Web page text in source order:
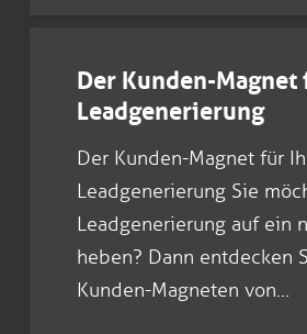
Der Kunden-
Leadgenerierung
Der Kunden-Magnet für
Leadgenerierung Sie
Leadgenerierung auf ein
heben? Dann entdecken
Kunden-Magneten von…